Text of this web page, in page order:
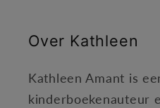
Over Kathleen
Kathleen Amant is
kinderboekenauteur